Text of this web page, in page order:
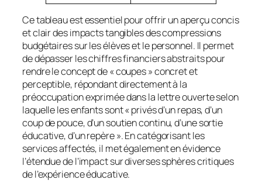
Ce tableau est essentiel pour offrir un aperçu concis
et clair des impacts tangibles des compressions
budgétaires sur les élèves et le personnel. Il permet
de dépasser les chiffres financiers abstraits pour
rendre le concept de « coupes » concret et
perceptible, répondant directement à la
préoccupation exprimée dans la lettre ouverte selon
laquelle les enfants sont « privés d’un repas, d’un
coup de pouce, d’un soutien continu, d’une sortie
éducative, d’un repère ». En catégorisant les
services affectés, il met également en évidence
l’étendue de l’impact sur diverses sphères critiques
de l’expérience éducative.